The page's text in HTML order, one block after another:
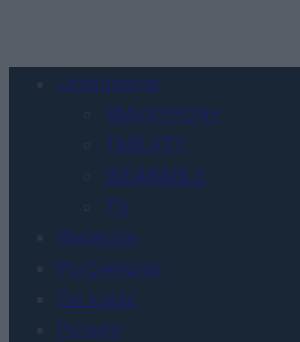
Urządzenia
SMARTFONY
TABLETY
WEARABLE
TV
Recenzje
Porównania
Co kupić
Porady